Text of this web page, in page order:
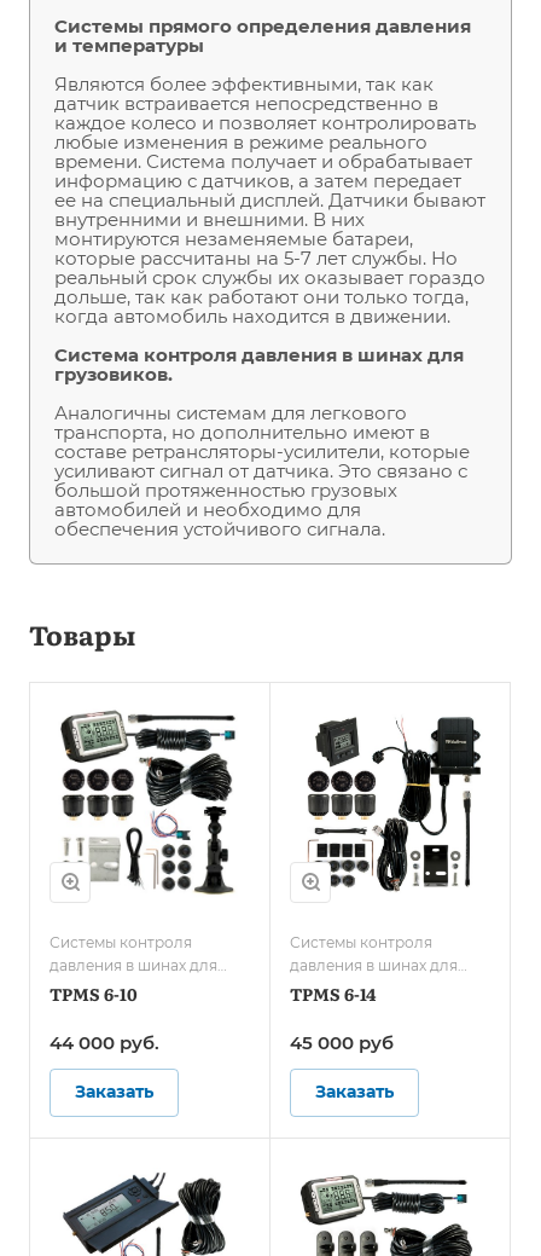
Системы прямого определения давления
и температуры
Являются более эффективными, так как
датчик встраивается непосредственно в
каждое колесо и позволяет контролировать
любые изменения в режиме реального
времени. Система получает и обрабатывает
информацию с датчиков, а затем передает
ее на специальный дисплей. Датчики бывают
внутренними и внешними. В них
монтируются незаменяемые батареи,
которые рассчитаны на 5-7 лет службы. Но
реальный срок службы их оказывает гораздо
дольше, так как работают они только тогда,
когда автомобиль находится в движении.
Система контроля давления в шинах для
грузовиков.
Аналогичны системам для легкового
транспорта, но дополнительно имеют в
составе ретрансляторы-усилители, которые
усиливают сигнал от датчика. Это связано с
большой протяженностью грузовых
автомобилей и необходимо для
обеспечения устойчивого сигнала.
Товары
Системы контроля
давления в шинах для
грузового транспорта/
давления в шинах для
автобусов
TPMS 6-10
44 000 руб.
Заказать
Системы контроля
давления в шинах для
автобусов
TPMS 6-14
45 000 руб
Заказать